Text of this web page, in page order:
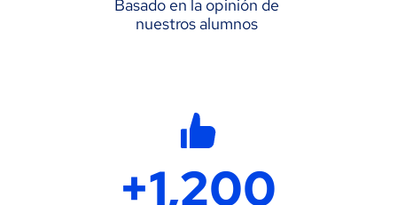
Basado en la opinión de
nuestros alumnos
+1,200